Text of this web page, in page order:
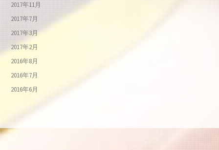
2017年11月
2017年7月
2017年3月
2017年2月
2016年8月
2016年7月
2016年6月